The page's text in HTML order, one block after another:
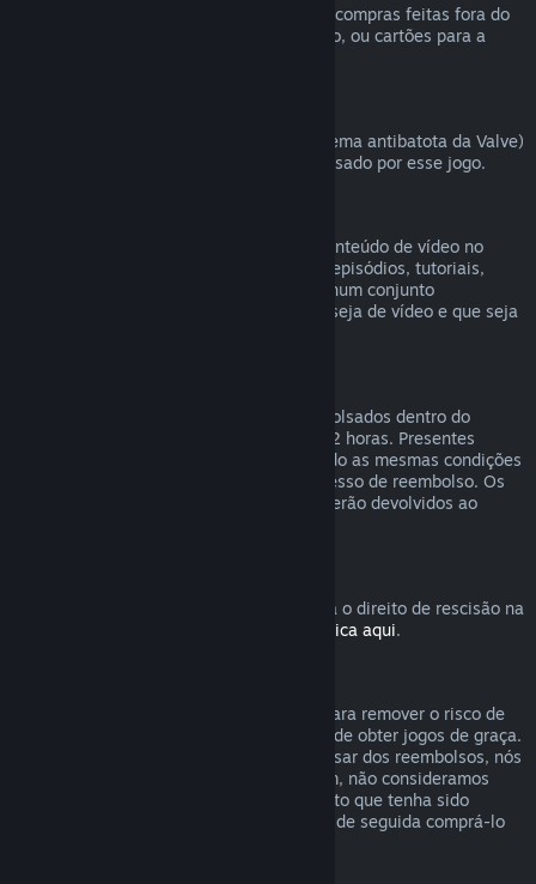
A Valve não pode emitir reembolsos para compras feitas fora do
Steam (como CD Keys, códigos de produto, ou cartões para a
Caso tenhas sido banido pelo VAC (o sistema antibatota da Valve)
num jogo, perdes o direito de ser reembolsado por esse jogo.
Não podemos efetuar reembolsos para conteúdo de vídeo no
Steam (filmes, curtas-metragens, séries, episódios, tutoriais,
etc.), a não ser que o vídeo seja vendido num conjunto
juntamente com outro conteúdo que não seja de vídeo e que seja
Presentes não ativados podem ser reembolsados dentro do
período de reembolso normal de 14 dias/2 horas. Presentes
ativados podem ser reembolsados segundo as mesmas condições
se o recipiente do presente iniciar o processo de reembolso. Os
fundos usados para comprar o presente serão devolvidos ao
Para uma explicação sobre como funciona o direito de rescisão na
clica aqui.
O sistema de reembolsos foi concebido para remover o risco de
compra no Steam – não como uma forma de obter jogos de graça.
Caso se torne aparente que estejas a abusar dos reembolsos, nós
poderemos parar de te oferecê-los. Porém, não consideramos
abuso pedir um reembolso para um produto que tenha sido
comprado logo antes de uma promoção e de seguida comprá-lo